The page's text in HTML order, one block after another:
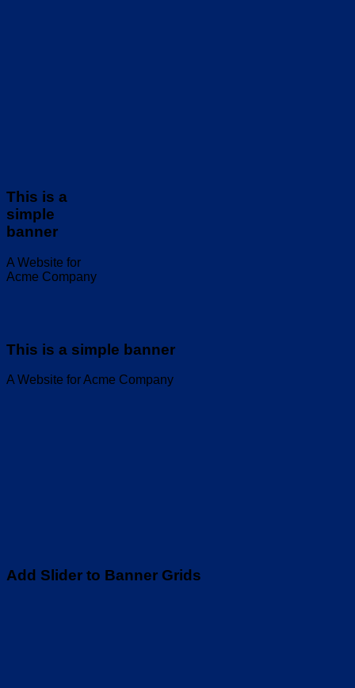
This is a
simple
banner
A Website for
Acme Company
This is a simple banner
A Website for Acme Company
Add Slider to Banner Grids